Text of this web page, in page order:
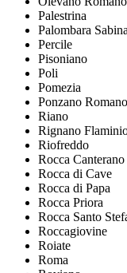
Palestrina
Palombara Sabina
Percile
Pisoniano
Poli
Pomezia
Ponzano Romano
Riano
Rignano
Riofreddo
Rocca Canterano
Rocca di Cave
Rocca di Papa
Rocca Priora
Rocca Santo
Roccagiovine
Roiate
Roma